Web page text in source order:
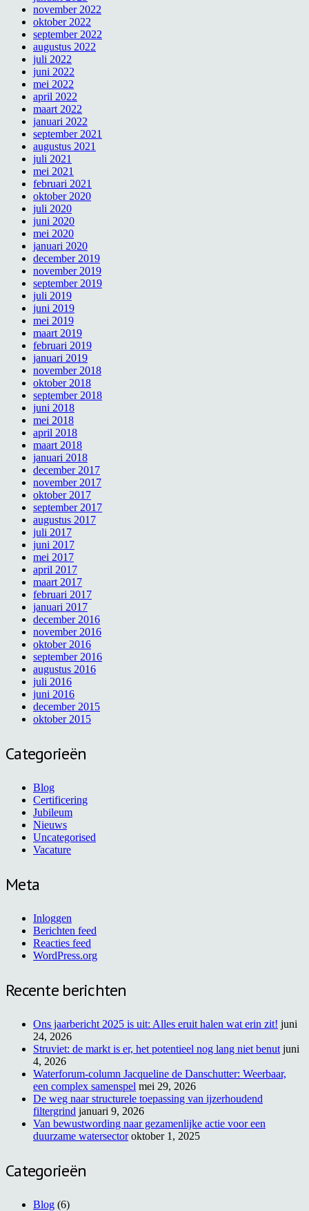
november 2022
oktober 2022
september 2022
augustus 2022
juli 2022
juni 2022
mei 2022
april 2022
maart 2022
januari 2022
september 2021
augustus 2021
juli 2021
mei 2021
februari 2021
oktober 2020
juli 2020
juni 2020
mei 2020
januari 2020
december 2019
november 2019
september 2019
juli 2019
juni 2019
mei 2019
maart 2019
februari 2019
januari 2019
november 2018
oktober 2018
september 2018
juni 2018
mei 2018
april 2018
maart 2018
januari 2018
december 2017
november 2017
oktober 2017
september 2017
augustus 2017
juli 2017
juni 2017
mei 2017
april 2017
maart 2017
februari 2017
januari 2017
december 2016
november 2016
oktober 2016
september 2016
augustus 2016
juli 2016
juni 2016
december 2015
oktober 2015
Categorieën
Blog
Certificering
Jubileum
Nieuws
Uncategorised
Vacature
Meta
Inloggen
Berichten feed
Reacties feed
WordPress.org
Recente berichten
Ons jaarbericht 2025 is uit: Alles eruit halen wat erin zit! juni
24, 2026
Struviet: de markt is er, het potentieel nog lang niet benut juni
4, 2026
Waterforum-column Jacqueline de Danschutter: Weerbaar,
een complex samenspel mei 29, 2026
De weg naar structurele toepassing van ijzerhoudend
filtergrind januari 9, 2026
Van bewustwording naar gezamenlijke actie voor een
duurzame watersector oktober 1, 2025
Categorieën
Blog (6)